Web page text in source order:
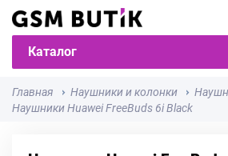
Каталог
Главная Наушники и колонки
Наушники Huawei FreeBuds 6i Black